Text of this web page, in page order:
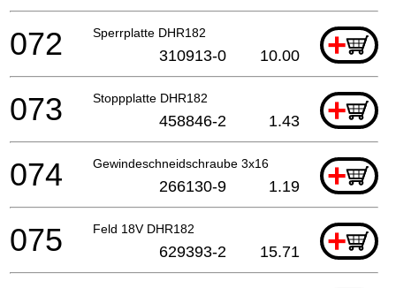
Sperrplatte DHR182 +
072 310913-0 10.00
Stoppplatte DHR182 +
073 458846-2 1.43
Gewindeschneidschraube 3x16 +
074 266130-9 1.19
Feld 18V DHR182 +
075 629393-2 15.71